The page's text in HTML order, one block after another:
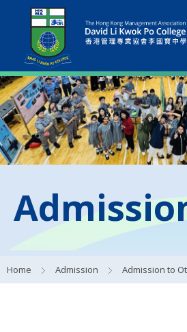
Home Admission Admission to